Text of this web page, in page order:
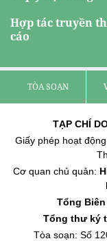
Hợp tác truyền
cáo
TÒA SOẠN
TẠP CHÍ
Giấy phép hoạt
Cơ quan chủ quản:
Tổng
Tổng thư ký
Tòa soạn: Số